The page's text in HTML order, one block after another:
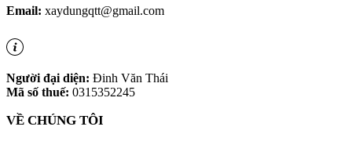
Email: xaydungqtt@gmail.com
Người đại diện: Đinh Văn Thái
Mã số thuế: 0315352245
VỀ CHÚNG TÔI